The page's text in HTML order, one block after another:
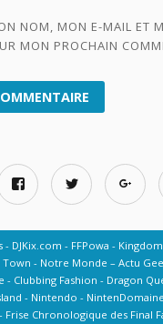
NOM, MON E-MAIL ET
MON PROCHAIN
DJKix.com FFPowa
Town Notre Monde – Actu
Clubbing Fashion Dragon
Nintendo NintenDomaine
Frise Chronologique des Final